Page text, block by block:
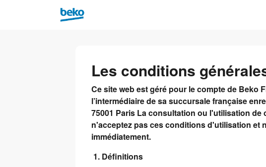
Les conditions
Ce site web est géré pour le compte de Beko
l’intermédiaire de sa succursale française
75001 Paris La consultation ou l'utilisation
n'acceptez pas ces conditions d'utilisation et
immédiatement.
1. Définitions